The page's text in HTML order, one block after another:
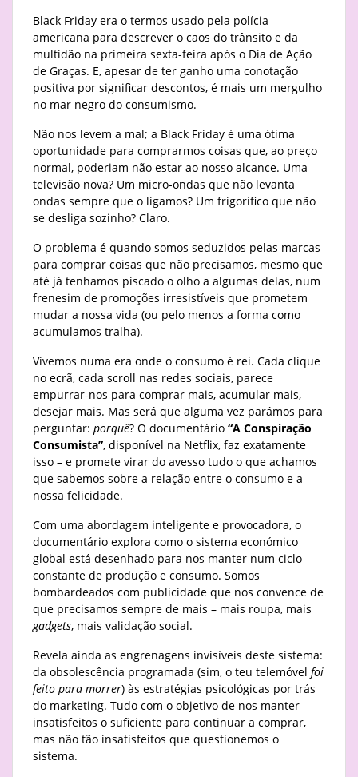
Black Friday era o termos usado pela polícia
americana para descrever o caos do trânsito e da
multidão na primeira sexta-feira após o Dia de Ação
de Graças. E, apesar de ter ganho uma conotação
positiva por significar descontos, é mais um mergulho
no mar negro do consumismo.
Não nos levem a mal; a Black Friday é uma ótima
oportunidade para comprarmos coisas que, ao preço
normal, poderiam não estar ao nosso alcance. Uma
televisão nova? Um micro-ondas que não levanta
ondas sempre que o ligamos? Um frigorífico que não
se desliga sozinho? Claro.
O problema é quando somos seduzidos pelas marcas
para comprar coisas que não precisamos, mesmo que
até já tenhamos piscado o olho a algumas delas, num
frenesim de promoções irresistíveis que prometem
mudar a nossa vida (ou pelo menos a forma como
acumulamos tralha).
Vivemos numa era onde o consumo é rei. Cada clique
no ecrã, cada scroll nas redes sociais, parece
empurrar-nos para comprar mais, acumular mais,
desejar mais. Mas será que alguma vez parámos para
perguntar: porquê? O documentário “A Conspiração
Consumista”, disponível na Netflix, faz exatamente
isso – e promete virar do avesso tudo o que achamos
que sabemos sobre a relação entre o consumo e a
nossa felicidade.
Com uma abordagem inteligente e provocadora, o
documentário explora como o sistema económico
global está desenhado para nos manter num ciclo
constante de produção e consumo. Somos
bombardeados com publicidade que nos convence de
que precisamos sempre de mais – mais roupa, mais
gadgets, mais validação social.
Revela ainda as engrenagens invisíveis deste sistema:
da obsolescência programada (sim, o teu telemóvel foi
feito para morrer) às estratégias psicológicas por trás
do marketing. Tudo com o objetivo de nos manter
insatisfeitos o suficiente para continuar a comprar,
mas não tão insatisfeitos que questionemos o
sistema.